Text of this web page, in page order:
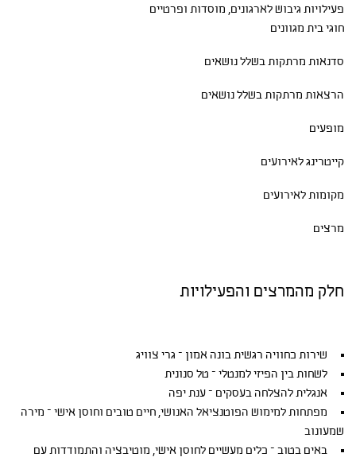
פעילויות גיבושלארגונים, מוסדות ופרטיים
חוגי בית מגוונים
סדנאות מרתקות בשלל נושאים
הרצאות מרתקות בשלל נושאים
מופעים
קייטרינג לאירועים
מקומות לאירועים
מרצים
חלק מהמרצים והפעילויות
שירות כחוויה רגשית בונה אמון – גרי צוויג
לשחות בין הפיזי למנטלי – טל סנונית
אנגלית להצלחה בעסקים – ענת יפה
מפתחות למימוש הפוטנציאל האנושי, חיים טובים וחוסן אישי – מירה
שמעונוב
באים בטוב – כלים מעשיים לחוסן אישי, מוטיבציה והתמודדות עם